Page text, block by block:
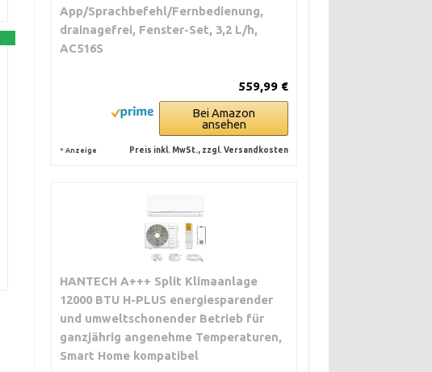
App/Sprachbefehl/Fernbedienung,
drainagefrei, Fenster-Set, 3,2 L/h,
AC516S
559,99 €
Bei Amazon
ansehen
* Anzeige Preis inkl. MwSt., zzgl. Versandkosten
HANTECH A+++ Split Klimaanlage
12000 BTU H-PLUS energiesparender
und umweltschonender Betrieb für
ganzjährig angenehme Temperaturen,
Smart Home kompatibel